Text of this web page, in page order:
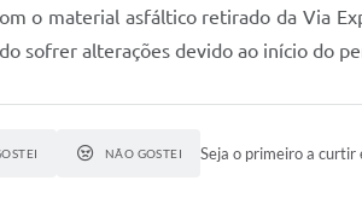
o material asfáltico retirado da Via
sofrer alterações devido ao início do
NÃO GOSTEI Seja o primeiro a curtir